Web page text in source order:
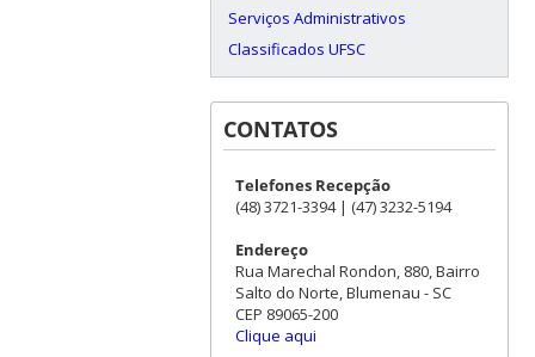
Serviços Administrativos
Classificados UFSC
CONTATOS
Telefones Recepção
(48) 3721-3394 | (47) 3232-5194
Endereço
Rua Marechal Rondon, 880, Bairro
Salto do Norte, Blumenau - SC
CEP 89065-200
Clique aqui